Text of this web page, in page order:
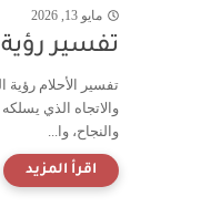
مايو 13, 2026
تفسير
تفسير الأحلام
والاتجاه الذي
والنجاح، وا...